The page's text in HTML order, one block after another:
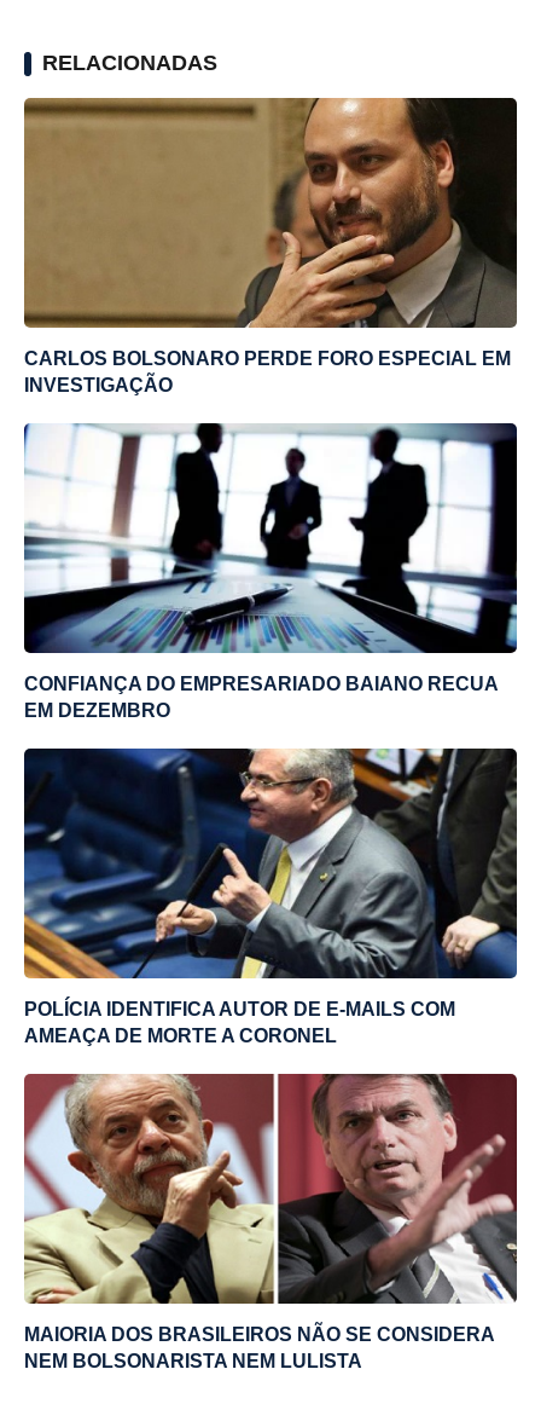
RELACIONADAS
CARLOS BOLSONARO PERDE FORO ESPECIAL EM
INVESTIGAÇÃO
CONFIANÇA DO EMPRESARIADO BAIANO RECUA
EM DEZEMBRO
POLÍCIA IDENTIFICA AUTOR DE E-MAILS COM
AMEAÇA DE MORTE A CORONEL
MAIORIA DOS BRASILEIROS NÃO SE CONSIDERA
NEM BOLSONARISTA NEM LULISTA